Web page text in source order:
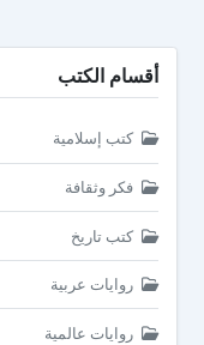
أقسام الكتب
كتب إسلامية
فكر وثقافة
كتب تاريخ
روايات عربية
روايات عالمية